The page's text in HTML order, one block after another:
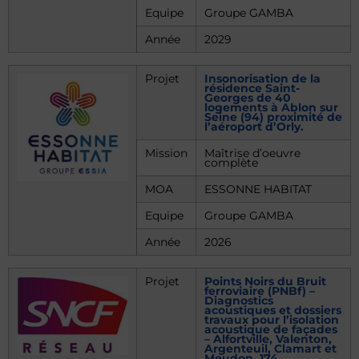
Equipe
Groupe GAMBA
Année
2029
Projet Insonorisation de la
résidence Saint-
Georges de 40
logements à Ablon sur
Seine (94) proximité de
l’aéroport d’Orly.
Mission
Maîtrise d’oeuvre
complète
MOA
ESSONNE HABITAT
Equipe
Groupe GAMBA
Année
2026
Projet Points Noirs du Bruit
ferroviaire (PNBf) –
Diagnostics
acoustiques et dossiers
travaux pour l’isolation
acoustique de façades
– Alfortville, Valenton,
Argenteuil, Clamart et